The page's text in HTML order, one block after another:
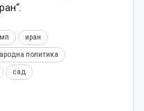
иран
политика
сад